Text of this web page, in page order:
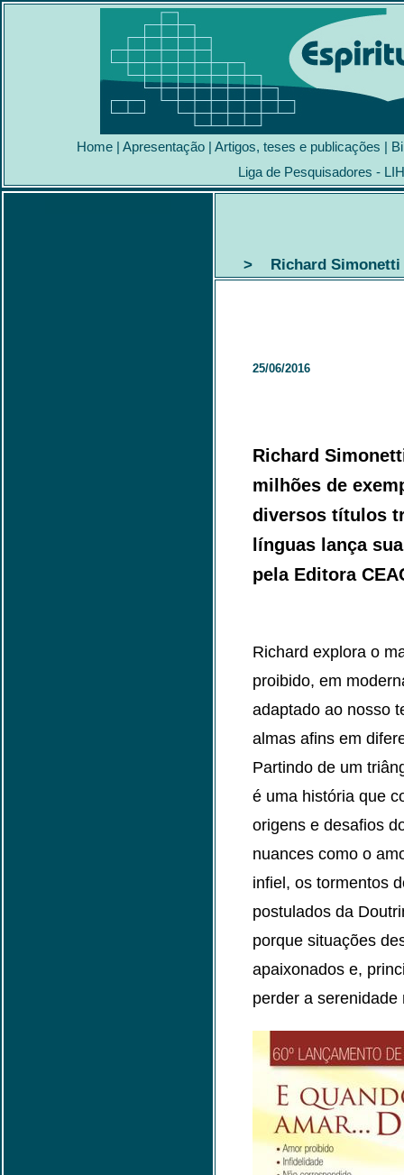
Home | Apresentação | Artigos, teses e publicações |
Liga de Pesquisadores -
> Richard Simonetti
25/06/2016
Richard
milhões de
diversos títulos
línguas lança
pela Editora
Richard explora o
proibido, em
adaptado ao nosso
almas afins em
Partindo de um
é uma história que
origens e desafios
nuances como o
infiel, os tormentos
postulados da
porque situações
apaixonados e,
perder a